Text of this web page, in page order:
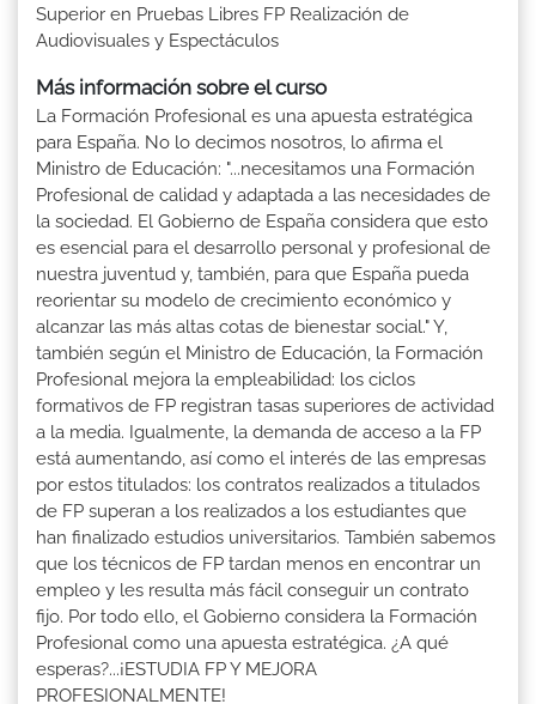
Superior en Pruebas Libres FP Realización de
Audiovisuales y Espectáculos
Más información sobre el curso
La Formación Profesional es una apuesta estratégica
para España. No lo decimos nosotros, lo afirma el
Ministro de Educación: "...necesitamos una Formación
Profesional de calidad y adaptada a las necesidades de
la sociedad. El Gobierno de España considera que esto
es esencial para el desarrollo personal y profesional de
nuestra juventud y, también, para que España pueda
reorientar su modelo de crecimiento económico y
alcanzar las más altas cotas de bienestar social." Y,
también según el Ministro de Educación, la Formación
Profesional mejora la empleabilidad: los ciclos
formativos de FP registran tasas superiores de actividad
a la media. Igualmente, la demanda de acceso a la FP
está aumentando, así como el interés de las empresas
por estos titulados: los contratos realizados a titulados
de FP superan a los realizados a los estudiantes que
han finalizado estudios universitarios. También sabemos
que los técnicos de FP tardan menos en encontrar un
empleo y les resulta más fácil conseguir un contrato
fijo. Por todo ello, el Gobierno considera la Formación
Profesional como una apuesta estratégica. ¿A qué
esperas?...¡ESTUDIA FP Y MEJORA
PROFESIONALMENTE!